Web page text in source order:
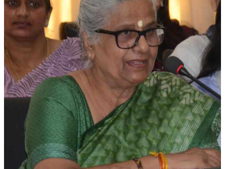
ITWING
MEDIA WING
MEDICAL WING
POLITICIANS WING
RELIGIOUS WING
RURAL DEVELOPMENT WING
GYANAMRIT
OMSHANTIMEDIA